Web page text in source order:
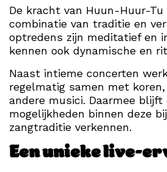
De kracht van Huun-Huur-
combinatie van traditie en
optredens zijn meditatief en
kennen ook dynamische en
Naast intieme concerten
regelmatig samen met
andere musici. Daarmee blijft
mogelijkheden binnen deze
zangtraditie verkennen.
Een unieke live-